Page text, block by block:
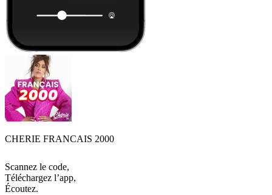
CHERIE FRANCAIS 2000
Scannez le code,
Téléchargez l’app,
Écoutez.